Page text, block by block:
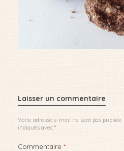
Laisser un commentaire
Votre adresse e-mail ne sera pas publiée.
indiqués avec *
Commentaire *